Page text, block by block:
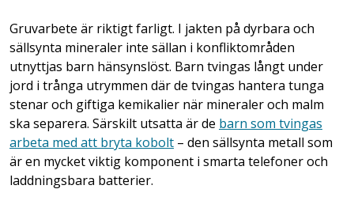
Gruvarbete är riktigt farligt. I jakten på dyrbara och
sällsynta mineraler inte sällan i konfliktområden
utnyttjas barn hänsynslöst. Barn tvingas långt under
jord i trånga utrymmen där de tvingas hantera tunga
stenar och giftiga kemikalier när mineraler och malm
ska separera. Särskilt utsatta är de barn som tvingas
arbeta med att bryta kobolt – den sällsynta metall som
är en mycket viktig komponent i smarta telefoner och
laddningsbara batterier.